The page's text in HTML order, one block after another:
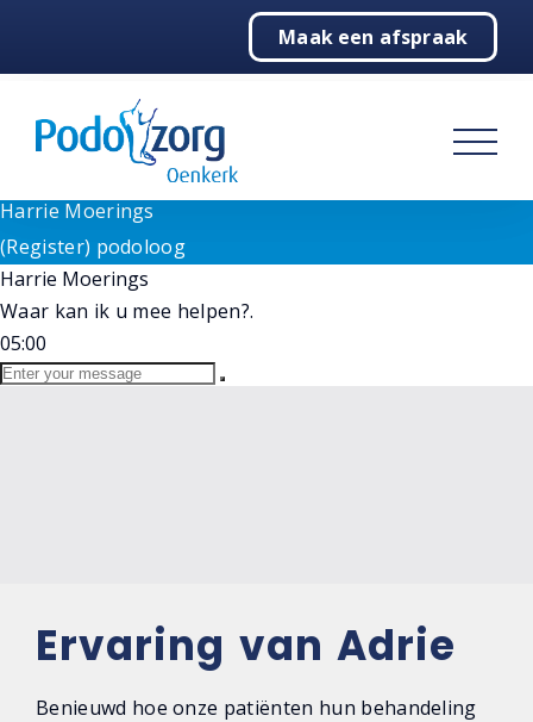
Goedemorgen!
Wij staan voor u klaar bij vragen. Selecteer hieronder
onze medewerker.
(Register) podoloogHarrie Moerings
Harrie Moerings
(Register) podoloog
Harrie Moerings
Waar kan ik u mee helpen?.
05:00
Maak een afspraak
Podologie
Behandelingen
Over ons
Contact
Ervaring van Adrie
Benieuwd hoe onze patiënten hun behandeling